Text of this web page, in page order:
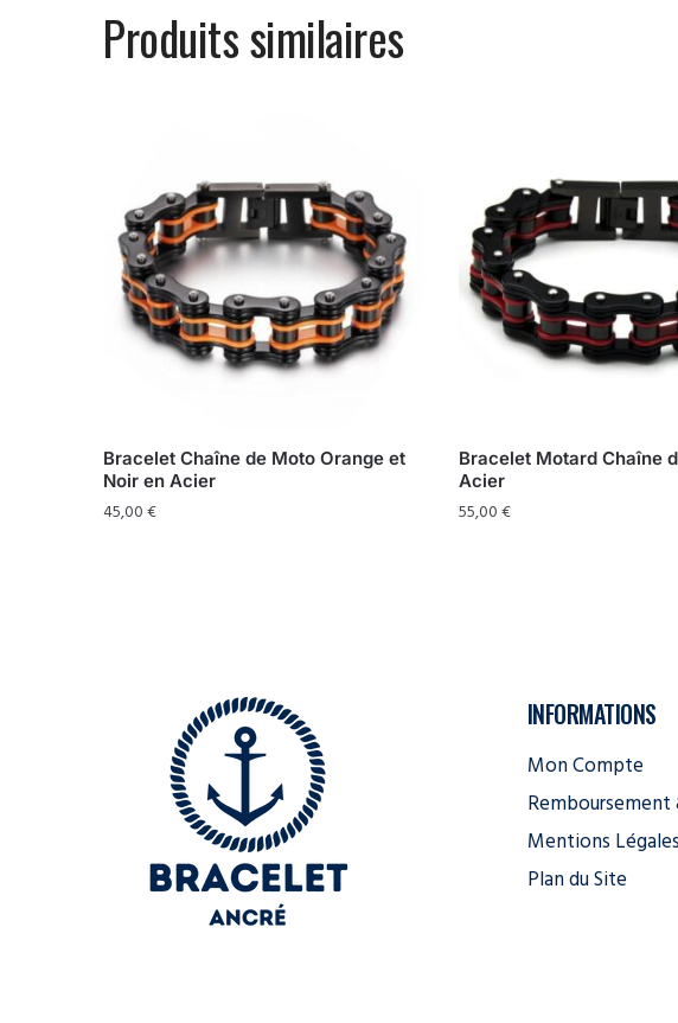
Produits similaires
Bracelet Chaîne de Moto Orange et
Noir en Acier
45,00€
Bracelet Motard Chaîne
Acier
55,00€
INFORMATIONS
Mon Compte
Mentions Légales
Plan du Site